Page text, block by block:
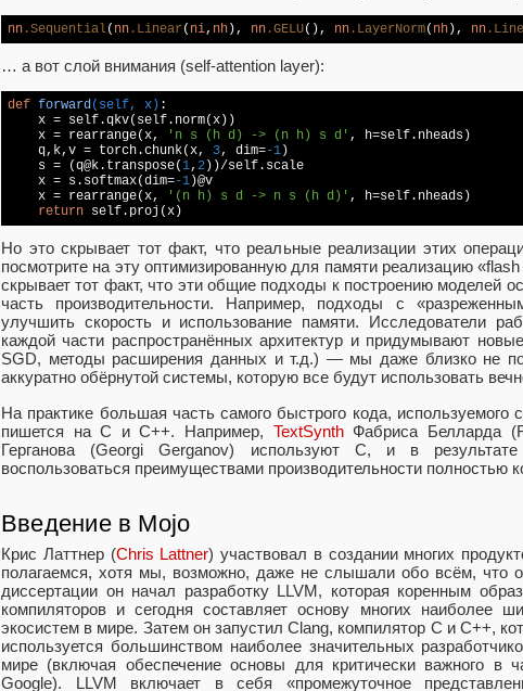
nn .Sequential( nn .Linear ( ni, nh ), nn .GELU(), nn .LayerNorm( nh ), nn
… а вот слой внимания (self-attention layer):
def forward(self, x) :
x = self.qkv(self.norm(x))
    x = rearrange(x,
'n s (h d) -> (n h) s d' , h=self.nheads)
    q,k,v = torch.chunk(x,
3, dim=-1 )
    s = (q@k.transpose(
1, 2 ))/self.scale
    x = s.softmax(dim=
-1 )@v
    x = rearrange(x,
'(n h) s d -> n s (h d)' , h=self.nheads)
return self.proj(x)
Но это скрывает тот факт, что реальные реализации этих
посмотрите на эту оптимизированную для памяти реализацию
скрывает тот факт, что эти общие подходы к построению моделей
часть производительности. Например, подходы с
улучшить скорость и использование памяти. Исследователи
каждой части распространённых архитектур и придумывают
SGD, методы расширения данных и т.д.) — мы даже близко не
аккуратно обёрнутой системы, которую все будут использовать
На практике большая часть самого быстрого кода, используемого
пишется на C и C++. Например, TextSynthФабриса Белларда
Герганова (Georgi Gerganov) используют C, и в
воспользоваться преимуществами производительности полностью
Введение в Mojo
Крис Латтнер (Chris Lattner) участвовал в создании многих
полагаемся, хотя мы, возможно, даже не слышали обо всём, что
диссертации он начал разработку LLVM, которая коренным
компиляторов и сегодня составляет основу многих наиболее
экосистем в мире. Затем он запустил Clang, компилятор C и C++,
используется большинством наиболее значительных
мире (включая обеспечение основы для критически важного в
Google). LLVM включает в себя «промежуточное